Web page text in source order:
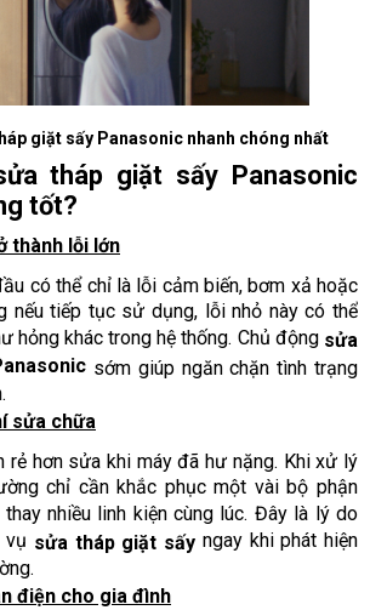
giặt sấy Panasonic nhanh chóng nhất
tháp giặt sấy Panasonic
tốt?
thành lỗi lớn
có thể chỉ là lỗi cảm biến, bơm xả hoặc
nếu tiếp tục sử dụng, lỗi nhỏ này có thể
hỏng khác trong hệ thống. Chủ động sửa
sớm giúp ngăn chặn tình trạng
sửa chữa
rẻ hơn sửa khi máy đã hư nặng. Khi xử lý
chỉ cần khắc phục một vài bộ phận
nhiều linh kiện cùng lúc. Đây là lý do
vụ sửa tháp giặt sấy ngay khi phát hiện
điện cho gia đình